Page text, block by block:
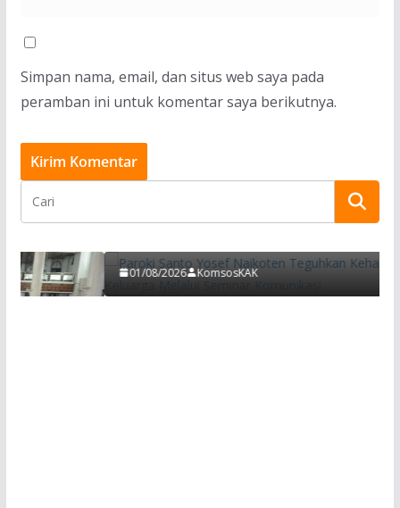
Simpan nama, email, dan situs web saya pada
peramban ini untuk komentar saya berikutnya.
Keharmonisan Keluarga Melalui Seminar
01/08/2026 KomsosKAK